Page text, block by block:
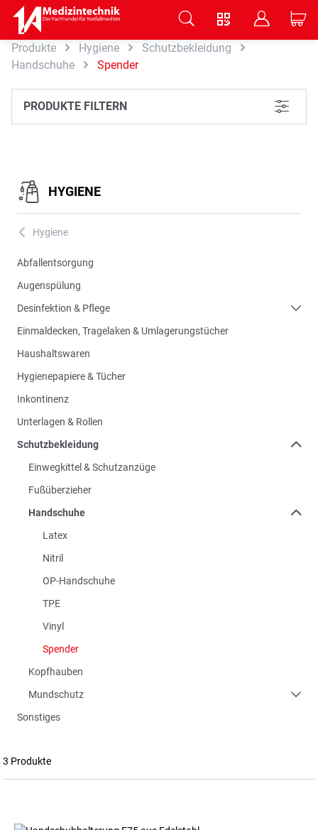
Zum Hauptinhalt springen
V B C
Produkte Hygiene
Schutzbekleidung
Handschuhe
Spender
PRODUKTE FILTERN L
HYGIENE
A Hygiene
Abfallentsorgung
Augenspülung
Desinfektion & Pflege
Einmaldecken, Tragelaken & Umlagerungstücher
Haushaltswaren
Hygienepapiere & Tücher
Inkontinenz
Unterlagen & Rollen
Schutzbekleidung
Einwegkittel & Schutzanzüge
Fußüberzieher
Handschuhe
Latex
Nitril
OP-Handschuhe
TPE
Vinyl
Spender
Kopfhauben
Mundschutz
Sonstiges
3 Produkte